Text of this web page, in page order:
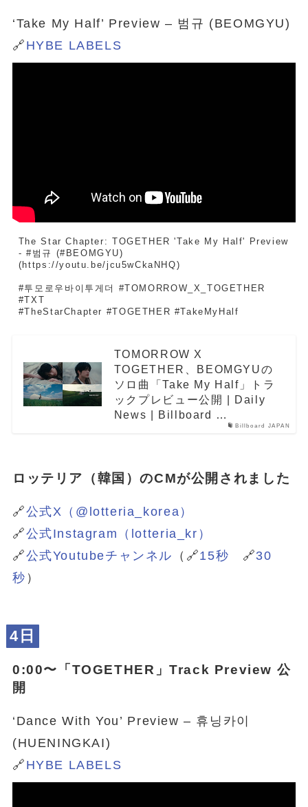
‘Take My Half’ Preview – 범규 (BEOMGYU)
🔗 HYBE LABELS
The Star Chapter: TOGETHER 'Take My Half' Preview
- #범규 (#BEOMGYU)
(https://youtu.be/jcu5wCkaNHQ)
#투모로우바이투게더 #TOMORROW_X_TOGETHER
#TXT
#TheStarChapter #TOGETHER #TakeMyHalf
Billboard JAPAN
TOMORROW X
TOGETHER、BEOMGYUの
ソロ曲「Take My Half」トラ
ックプレビュー公開 | Daily
News | Billboard …
ロッテリア（韓国）のCMが公開されました
🔗公式X（@lotteria_korea）
🔗公式Instagram（lotteria_kr）
🔗公式Youtubeチャンネル （🔗15秒 🔗30
秒 ）
4日
0:00〜「 TOGETHER 」Track Preview 公
開
‘Dance With You’ Preview – 휴닝카이
(HUENINGKAI)
🔗 HYBE LABELS